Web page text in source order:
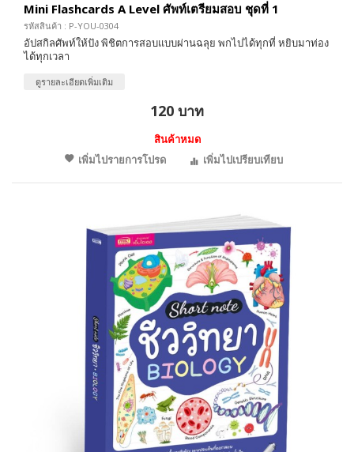
Mini Flashcards A Level ศัพท์เตรียมสอบ ชุดที่ 1
รหัสสินค้า : P-YOU-0304
อัปสกิลศัพท์ให้ปัง พิชิตการสอบแบบผ่านฉลุย พกไปได้ทุกที่ หยิบมาท่อง
ได้ทุกเวลา
ดูรายละเอียดเพิ่มเติม
120 บาท
สินค้าหมด
เพิ่มไปรายการโปรด
เพิ่มไปเปรียบเทียบ